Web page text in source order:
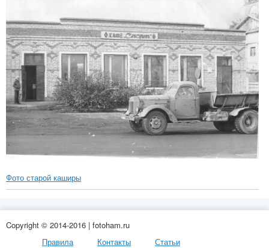
Фото старой каширы
Copyright © 2014-2016 | fotoham.ru
Правила
Контакты Статьи